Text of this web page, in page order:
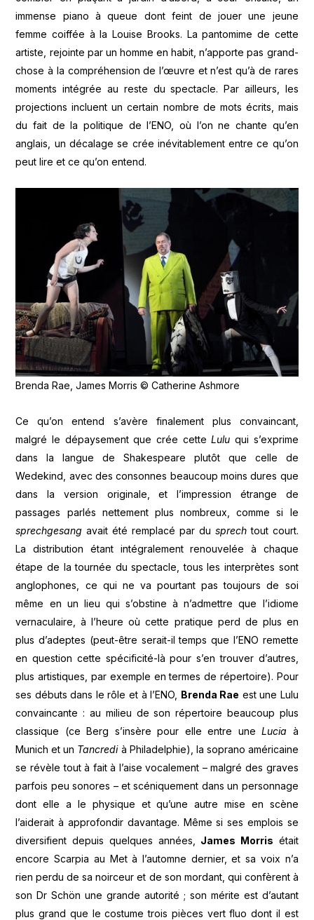
immense piano à queue dont feint de jouer une jeune
femme coiffée à la Louise Brooks. La pantomime de cette
artiste, rejointe par un homme en habit, n’apporte pas grand-
chose à la compréhension de l’œuvre et n’est qu’à de rares
moments intégrée au reste du spectacle. Par ailleurs, les
projections incluent un certain nombre de mots écrits, mais
du fait de la politique de l’ENO, où l’on ne chante qu’en
anglais, un décalage se crée inévitablement entre ce qu’on
peut lire et ce qu’on entend.
Brenda Rae, James Morris © Catherine Ashmore
Ce qu’on entend s’avère finalement plus convaincant,
malgré le dépaysement que crée cetteLulu qui s’exprime
dans la langue de Shakespeare plutôt que celle de
Wedekind, avec des consonnes beaucoup moins dures que
dans la version originale, et l’impression étrange de
passages parlés nettement plus nombreux, comme si le
sprechgesang avait été remplacé par du sprechtout court.
La distribution étant intégralement renouvelée à chaque
étape de la tournée du spectacle, tous les interprètes sont
anglophones, ce qui ne va pourtant pas toujours de soi
même en un lieu qui s’obstine à n’admettre que l’idiome
vernaculaire, à l’heure où cette pratique perd de plus en
plus d’adeptes (peut-être serait-il temps que l’ENO remette
en question cette spécificité-là pour s’en trouver d’autres,
plus artistiques, par exemple en termes de répertoire). Pour
ses débuts dans le rôle et à l’ENO, Brenda Rae est une Lulu
convaincante : au milieu de son répertoire beaucoup plus
classique (ce Berg s’insère pour elle entre uneLucia à
Munich et un Tancredià Philadelphie), la soprano américaine
se révèle tout à fait à l’aise vocalement – malgré des graves
parfois peu sonores – et scéniquement dans un personnage
dont elle a le physique et qu’une autre mise en scène
l’aiderait à approfondir davantage. Même si ses emplois se
diversifient depuis quelques années, James Morris était
encore Scarpia au Met à l’automne dernier, et sa voix n’a
rien perdu de sa noirceur et de son mordant, qui confèrent à
son Dr Schön une grande autorité ; son mérite est d’autant
plus grand que le costume trois pièces vert fluo dont il est